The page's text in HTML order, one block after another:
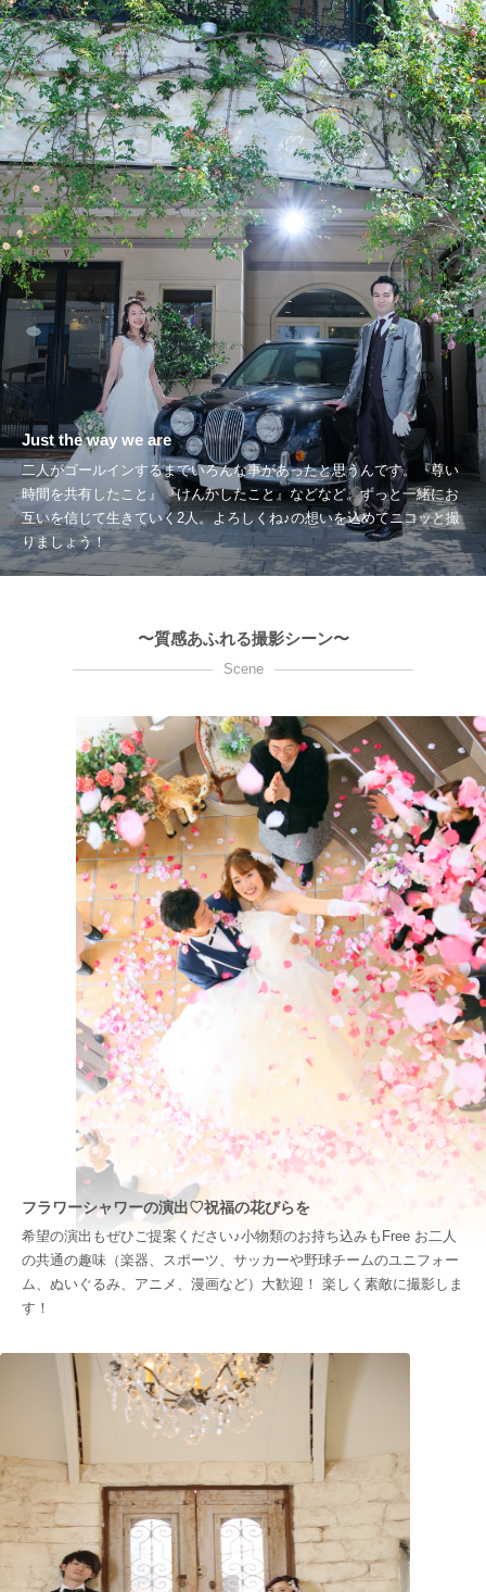
Just the way we are
二人がゴールインするまでいろんな事があったと思うんです。『尊い
時間を共有したこと』『けんかしたこと』などなど。ずっと一緒にお
互いを信じて生きていく2人。よろしくね♪の想いを込めてニコッと撮
りましょう！
〜質感あふれる撮影シーン〜
Scene
フラワーシャワーの演出♡祝福の花びらを
希望の演出もぜひご提案ください♪小物類のお持ち込みもFree お二人
の共通の趣味（楽器、スポーツ、サッカーや野球チームのユニフォー
ム、ぬいぐるみ、アニメ、漫画など）大歓迎！ 楽しく素敵に撮影しま
す！